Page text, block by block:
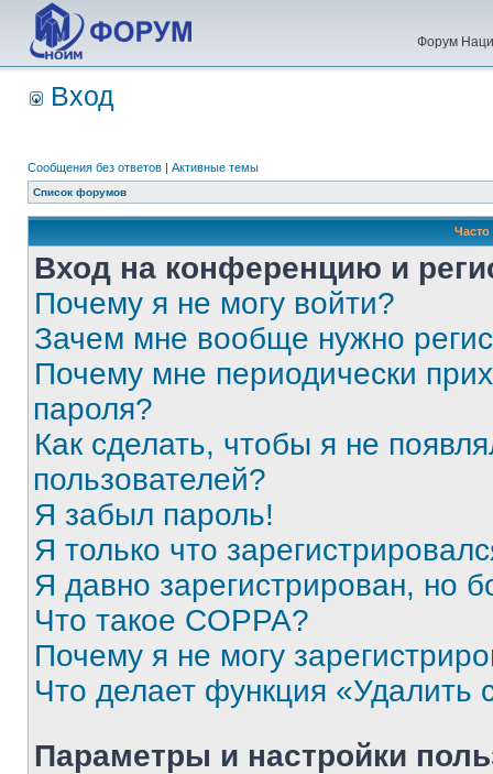
Форум
Вход
Сообщения без ответов | Активные темы
Список форумов
Вход на конференцию и
Почему я не могу войти?
Зачем мне вообще нужно
Почему мне периодически
пароля?
Как сделать, чтобы я не
пользователей?
Я забыл пароль!
Я только что
Я давно зарегистрирован, но
Что такое COPPA?
Почему я не могу
Что делает функция «Удалить
Параметры и настройки